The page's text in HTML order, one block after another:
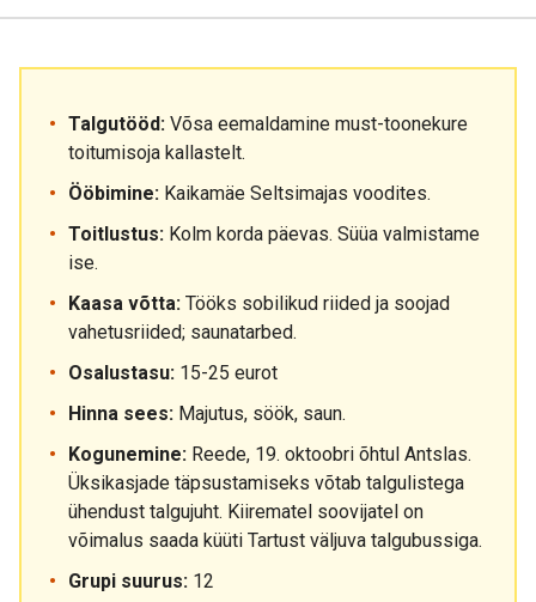
Talgutööd: Võsa eemaldamine must-toonekure
toitumisoja kallastelt.
Ööbimine: Kaikamäe Seltsimajas voodites.
Toitlustus: Kolm korda päevas. Süüa valmistame
ise.
Kaasa võtta: Tööks sobilikud riided ja soojad
vahetusriided; saunatarbed.
Osalustasu: 15-25 eurot
Hinna sees: Majutus, söök, saun.
Kogunemine: Reede, 19. oktoobri õhtul Antslas.
Üksikasjade täpsustamiseks võtab talgulistega
ühendust talgujuht. Kiirematel soovijatel on
võimalus saada küüti Tartust väljuva talgubussiga.
Grupi suurus: 12